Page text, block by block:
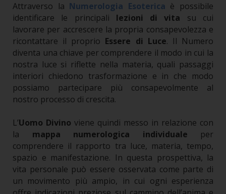
Attraverso la Numerologia Esoterica è possibile
identificare le principali lezioni di vita su cui
lavorare per accrescere la propria consapevolezza e
ricontattare il proprio Essere di Luce. Il Numero
diventa una chiave per comprendere il modo in cui la
nostra luce si riflette nella materia, quali passaggi
interiori chiedono trasformazione e in che modo
possiamo partecipare più consapevolmente al
nostro processo di crescita.
L’Uomo Divino viene quindi messo in relazione con
la mappa numerologica individuale per
comprendere il rapporto tra luce, materia, tempo,
spazio e manifestazione. In questa prospettiva, la
vita personale può essere osservata come parte di
un movimento più ampio, in cui ogni esperienza